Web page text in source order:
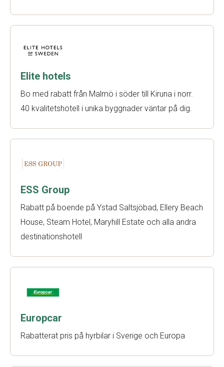
Elite hotels
Bo med rabatt från Malmö i söder till Kiruna i norr.
40 kvalitetshotell i unika byggnader väntar på dig.
ESS Group
Rabatt på boende på Ystad Saltsjöbad, Ellery Beach
House, Steam Hotel, Maryhill Estate och alla andra
destinationshotell
Europcar
Rabatterat pris på hyrbilar i Sverige och Europa